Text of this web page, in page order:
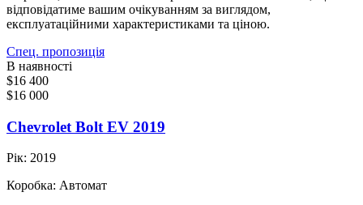
відповідатиме вашим очікуванням за виглядом,
експлуатаційними характеристиками та ціною.
Спец. пропозиція
В наявності
$16 400
$16 000
Chevrolet Bolt EV 2019
Рік: 2019
Коробка: Автомат